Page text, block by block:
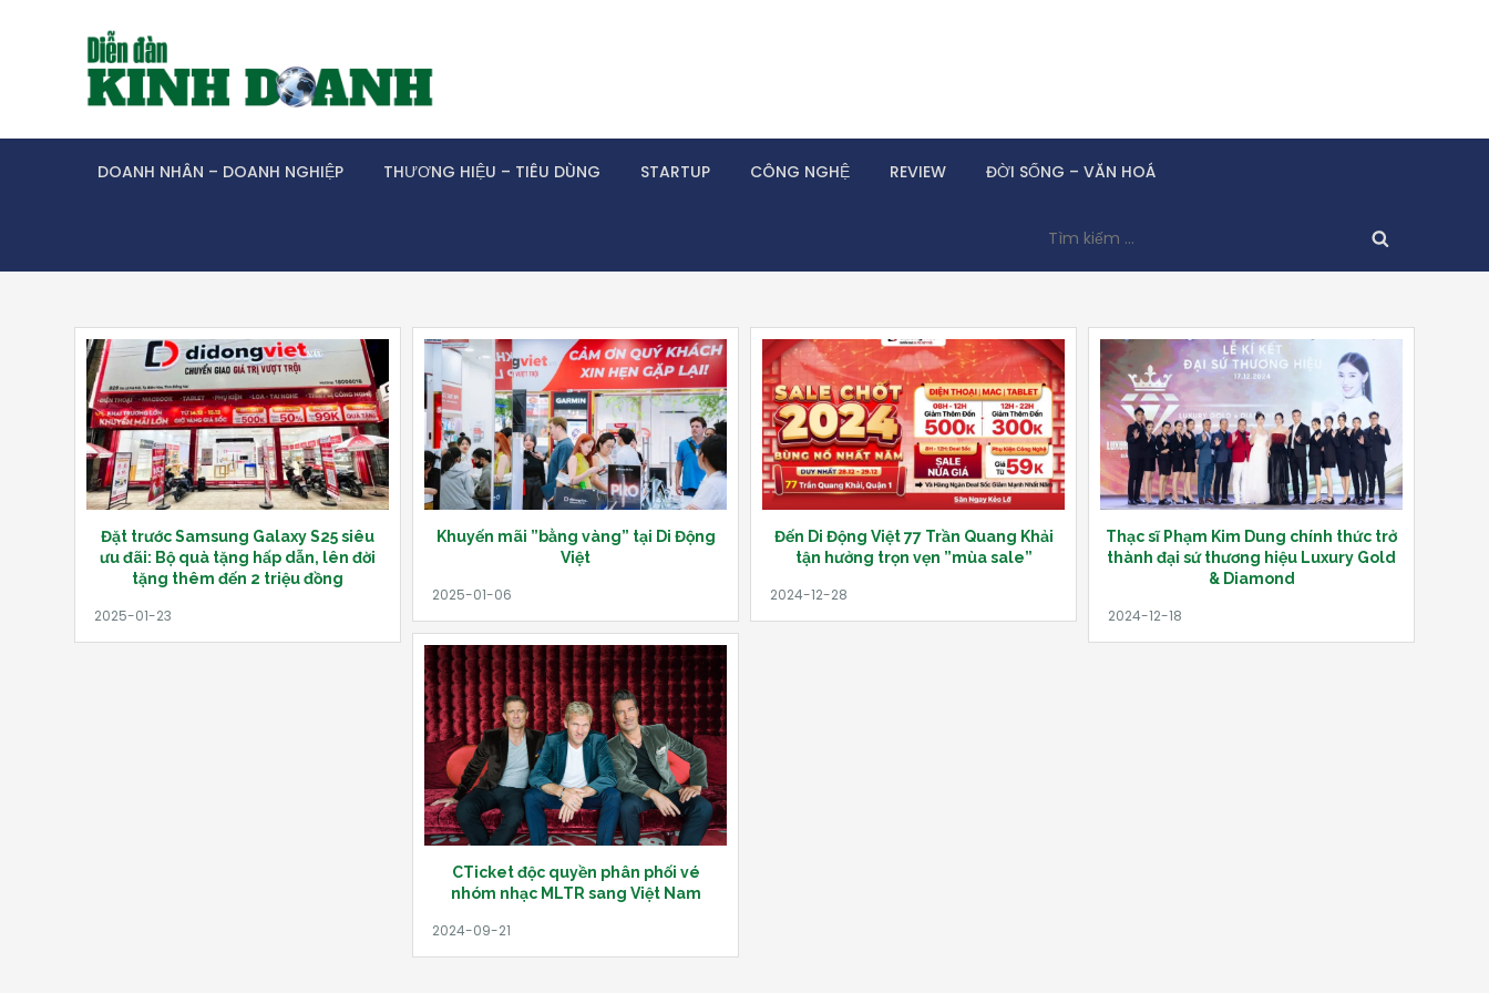
DOANH NHÂN – DOANH NGHIỆP THƯƠNG HIỆU – TIÊU DÙNG STARTUP CÔNG NGHỆ REVIEW ĐỜI SỐNG – VĂN HOÁ
kiếm
cho:
Đặt trước Samsung Galaxy S25 siêu
ưu đãi: Bộ quà tặng hấp dẫn, lên đời
tặng thêm đến 2 triệu đồng
Khuyến mãi ”bằng vàng” tại Di Động
Việt
Đến Di Động Việt 77 Trần Quang Khải
tận hưởng trọn vẹn ”mùa sale”
Thạc sĩ Phạm Kim Dung chính thức trở
thành đại sứ thương hiệu Luxury Gold
& Diamond
CTicket độc quyền phân phối vé
nhóm nhạc MLTR sang Việt Nam